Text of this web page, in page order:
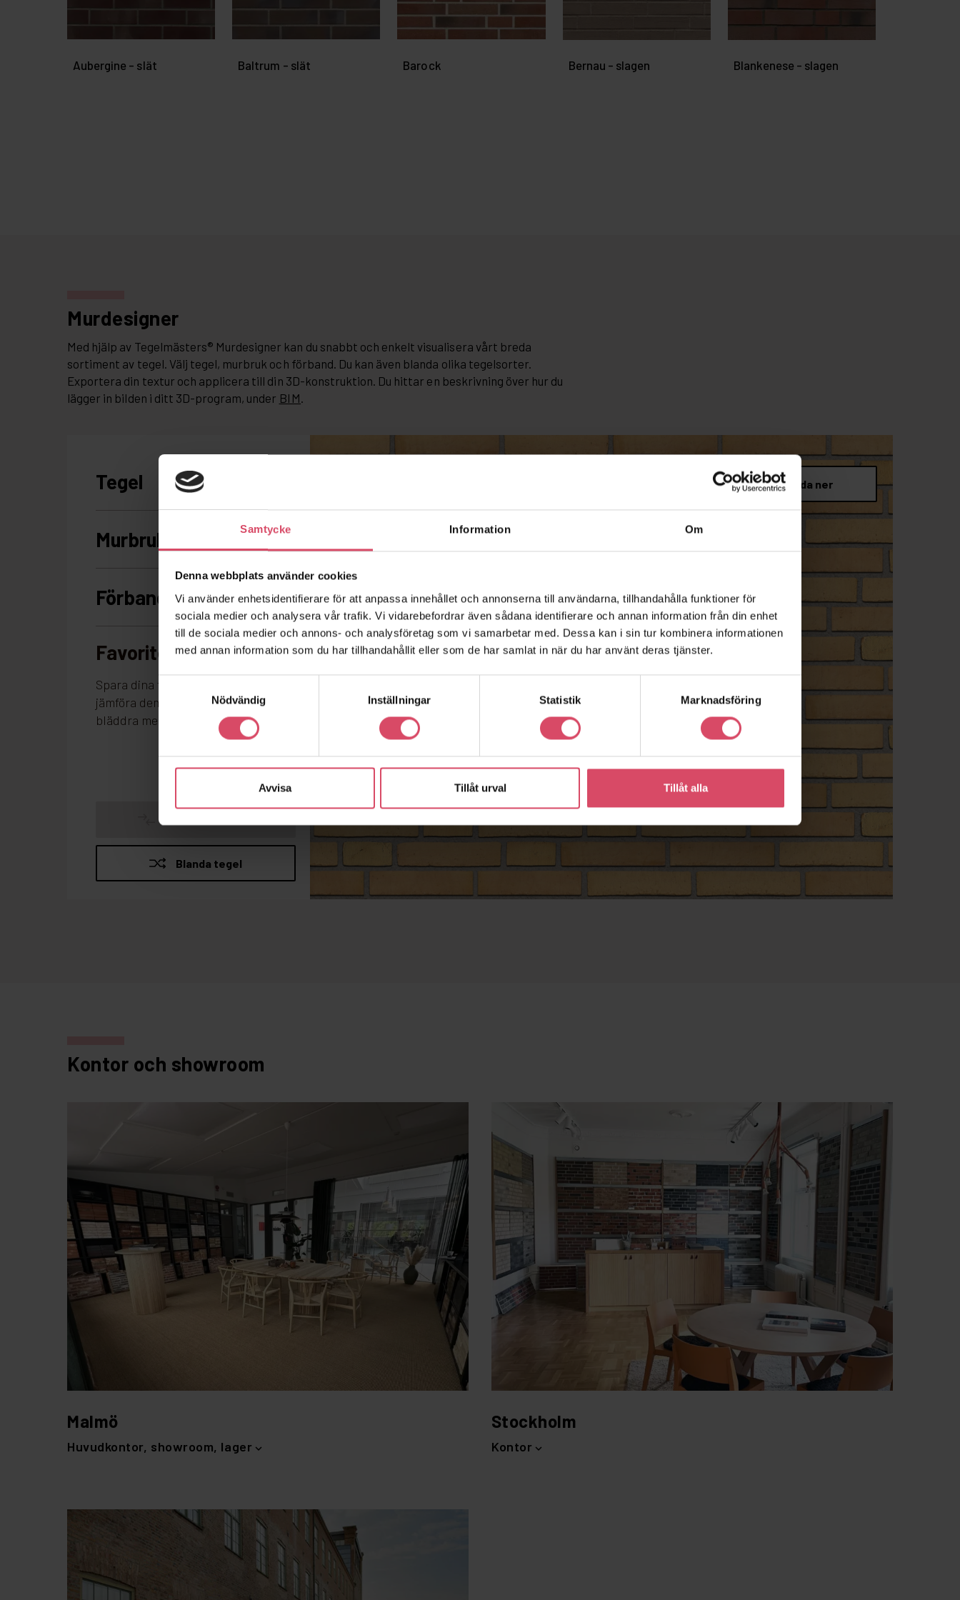
Samtycke Information Om
Denna webbplats använder cookies
Vi använder enhetsidentifierare för att anpassa innehållet och annonserna till användarna, tillhandahålla funktioner för
sociala medier och analysera vår trafik. Vi vidarebefordrar även sådana identifierare och annan information från din enhet
till de sociala medier och annons- och analysföretag som vi samarbetar med. Dessa kan i sin tur kombinera informationen
med annan information som du har tillhandahållit eller som de har samlat in när du har använt deras tjänster.
Samtyckesval
Nödvändig
Inställningar Statistik Marknadsföring
Avvisa Tillåt urval Tillåt alla
Aubergine - slät Baltrum - slät Barock Bernau - slagen Blankenese - slagen
Murdesigner
Med hjälp av Tegelmästers® Murdesigner kan du snabbt och enkelt visualisera vårt breda
sortiment av tegel. Välj tegel, murbruk och förband. Du kan även blanda olika tegelsorter.
Exportera din textur och applicera till din 3D-konstruktion. Du hittar en beskrivning över hur du
lägger in bilden i ditt 3D-program, under BIM.
Kontor och showroom
Malmö
Huvudkontor, showroom, lager
Stockholm
Kontor